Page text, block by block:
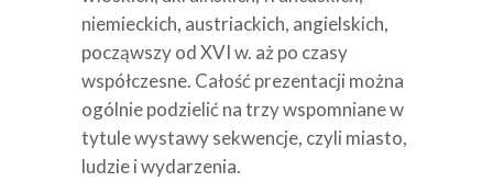
niemieckich, austriackich, angielskich,
począwszy od XVI w. aż po czasy
współczesne. Całość prezentacji można
ogólnie podzielić na trzy wspomniane w
tytule wystawy sekwencje, czyli miasto,
ludzie i wydarzenia.